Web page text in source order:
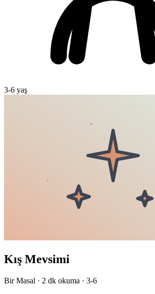
3-6 yaş
Kış Mevsimi
Bir Masal · 2 dk okuma · 3-6